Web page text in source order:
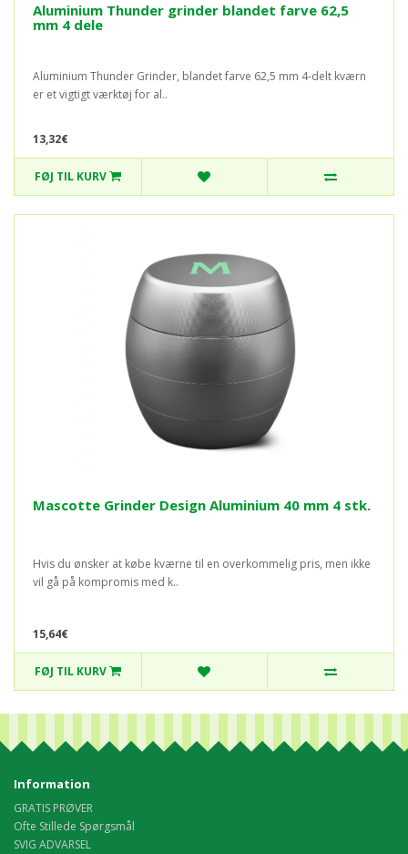
Aluminium Thunder grinder blandet farve 62,5
mm 4 dele
Aluminium Thunder Grinder, blandet farve 62,5 mm 4-delt kværn
er et vigtigt værktøj for al..
13,32€
FØJ TIL KURV
Mascotte Grinder Design Aluminium 40 mm 4 stk.
Hvis du ønsker at købe kværne til en overkommelig pris, men ikke
vil gå på kompromis med k..
15,64€
FØJ TIL KURV
Information
GRATIS PRØVER
Ofte Stillede Spørgsmål
SVIG ADVARSEL